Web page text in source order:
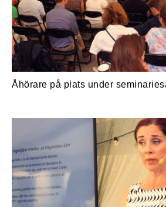
Åhörare på plats under